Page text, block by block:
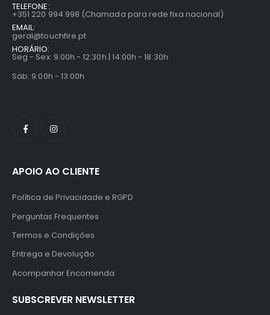
TELEFONE:
+351 220 994 998 (Chamada para rede fixa nacional)
EMAIL:
geral@touchfire.pt
HORÁRIO:
Seg - Sex: 9:00h - 12:30h | 14:00h - 18:30h
Sáb: 9:00h - 13:00h
APOIO AO CLIENTE
Política de Privacidade e RGPD
Perguntas Frequentes
Termos e Condições
Entrega e Devolução
Acompanhar Encomenda
SUBSCREVER NEWSLETTER